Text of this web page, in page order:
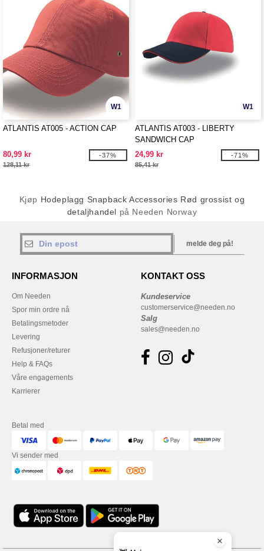
W1
ATLANTIS AT005 - ACTION CAP
80,99 kr
128,11 kr
-37%
W1
ATLANTIS AT003 - LIBERTY
SANDWICH CAP
24,99 kr
85,41 kr
-71%
Kjøp Hodeplagg Snapback Accessories Rød grossist og
detaljhandel på Needen Norway
melde deg på!
INFORMASJON
Om Needen
Spor min ordre nå
Betalingsmetoder
Levering
Refusjoner/returer
Help & FAQs
Våre engagements
Karrierer
KONTAKT OSS
Kundeservice
customerservice@needen.no
Salg
sales@needen.no
Betal med
Vi sender med